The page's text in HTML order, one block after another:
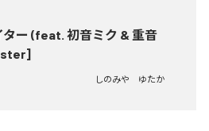
ター (feat. 初音ミク & 重音
しのみや ゆたか